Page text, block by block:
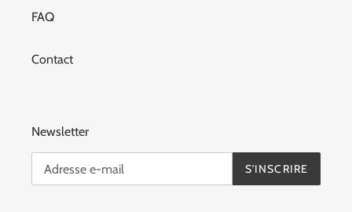
FAQ
Contact
Newsletter
S'INSCRIRE